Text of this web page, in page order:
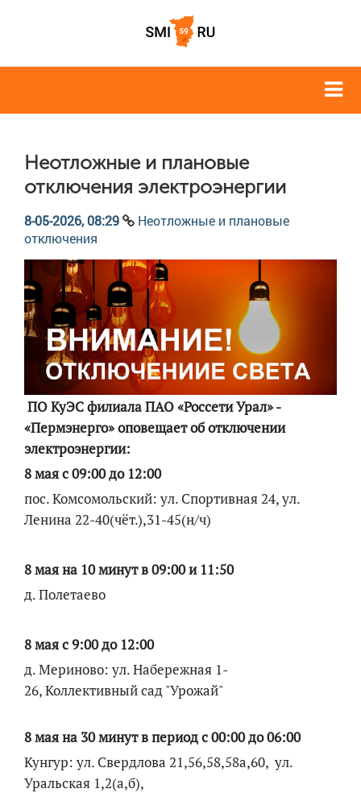
Неотложные и плановые
отключения электроэнергии
8-05-2026, 08:29
Неотложные и плановые
отключения
ПО КуЭС филиала ПАО «Россети Урал» -
«Пермэнерго» оповещает об отключении
электроэнергии:
8 мая с 09:00 до 12:00
пос. Комсомольский: ул. Спортивная 24, ул.
Ленина 22-40(чёт.),31-45(н/ч)
8 мая на 10 минут в 09:00 и 11:50
д. Полетаево
8 мая с 9:00 до 12:00
д. Мериново: ул. Набережная 1-
26, Коллективный сад "Урожай"
8 мая на 30 минут в период с 00:00 до 06:00
Кунгур: ул. Свердлова 21,56,58,58а,60, ул.
Уральская 1,2(а,б),